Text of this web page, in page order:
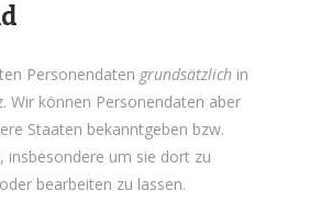
Personendaten grundsätzlichin
Wir können Personendaten aber
Staaten bekanntgeben bzw.
insbesondere um sie dort zu
bearbeiten zu lassen.